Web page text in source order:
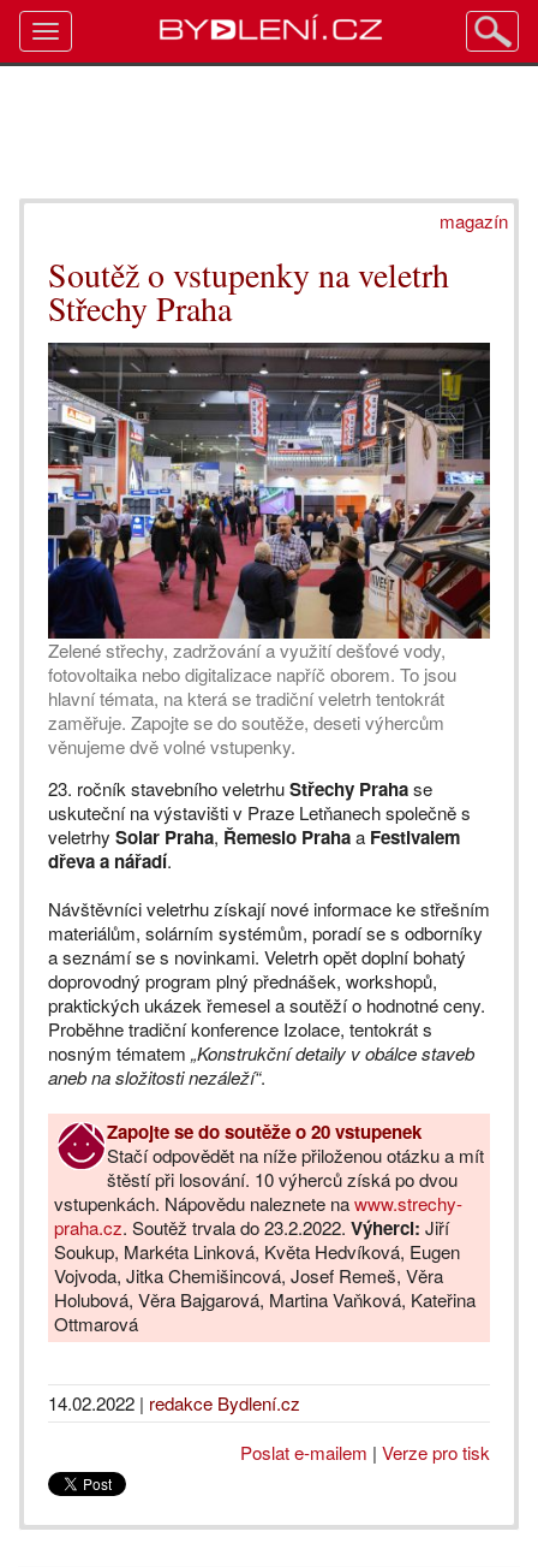
magazín
Soutěž o vstupenky na veletrh
Střechy Praha
Zelené střechy, zadržování a využití dešťové vody,
fotovoltaika nebo digitalizace napříč oborem. To jsou
hlavní témata, na která se tradiční veletrh tentokrát
zaměřuje. Zapojte se do soutěže, deseti výhercům
věnujeme dvě volné vstupenky.
23. ročník stavebního veletrhuStřechy Prahase
uskuteční na výstavišti v Praze Letňanech společně s
veletrhy Solar Praha, Řemeslo Prahaa Festivalem
dřeva a nářadí.
Návštěvníci veletrhu získají nové informace ke střešním
materiálům, solárním systémům, poradí se s odborníky
a seznámí se s novinkami. Veletrh opět doplní bohatý
doprovodný program plný přednášek, workshopů,
praktických ukázek řemesel a soutěží o hodnotné ceny.
Proběhne tradiční konference Izolace, tentokrát s
nosným tématem „Konstrukční detaily v obálce staveb
aneb na složitosti nezáleží“.
Zapojte se do soutěže o 20 vstupenek
Stačí odpovědět na níže přiloženou otázku a mít
štěstí při losování. 10 výherců získá po dvou
vstupenkách. Nápovědu naleznete nawww.strechy-
praha.cz. Soutěž trvala do 23.2.2022. Výherci: Jiří
Soukup, Markéta Linková, Květa Hedvíková, Eugen
Vojvoda, Jitka Chemišincová, Josef Remeš, Věra
Holubová, Věra Bajgarová, Martina Vaňková, Kateřina
Ottmarová
14.02.2022 | redakce Bydlení.cz
Poslat e-mailem | Verze pro tisk
Toggle
navigation